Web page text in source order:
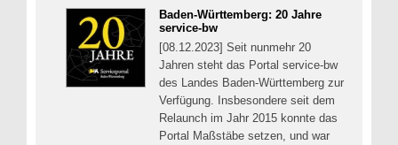
Baden-Württemberg: 20 Jahre
service-bw
[08.12.2023] Seit nunmehr 20
Jahren steht das Portal service-bw
des Landes Baden-Württemberg zur
Verfügung. Insbesondere seit dem
Relaunch im Jahr 2015 konnte das
Portal Maßstäbe setzen, und war